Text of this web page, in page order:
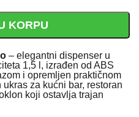
KORPU
– elegantni dispenser u
1,5 l, izrađen od ABS
i opremljen praktičnom
za kućni bar, restoran
koji ostavlja trajan